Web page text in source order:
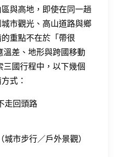
與高地，即使在同一趟
市觀光、高山道路與鄉
重點不在於「帶很
溫差、地形與跨國移動
三國行程中，以下幾個
式：
走回頭路
市步行／戶外景觀）